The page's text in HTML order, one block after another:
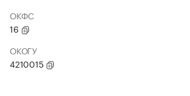
ОКФС
16
ОКОГУ
4210015